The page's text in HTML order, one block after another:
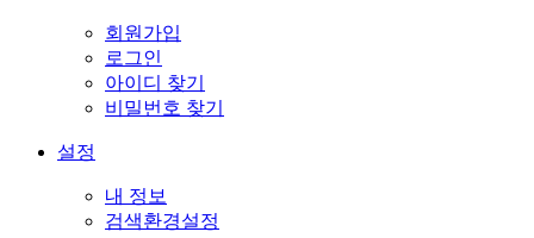
회원가입
로그인
아이디 찾기
비밀번호 찾기
설정
내 정보
검색환경설정